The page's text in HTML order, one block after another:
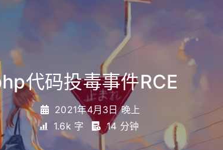
代码投毒事件RCE
2021年4月3日 晚上
1.6k 字
14 分钟